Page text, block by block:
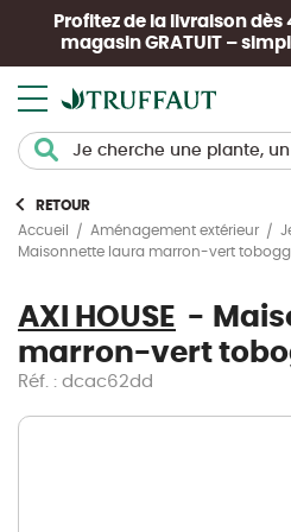
Profitez de la livraison
magasin GRATUIT –
RETOUR
Accueil
Aménagement extérieur
Maisonnette laura marron-vert
AXI HOUSE
marron-vert
Réf. : dcac62dd